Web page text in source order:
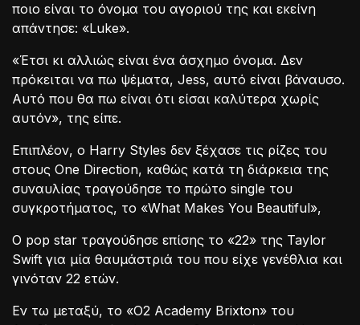
ποιο είναι το όνομα του αγοριού της και εκείνη
απάντησε: «Luke».
«Έτσι κι αλλιώς είναι ένα άσχημο όνομα. Δεν
πρόκειται να πω ψέματα, Jess, αυτό είναι βάναυσο.
Αυτό που θα πω είναι ότι είσαι καλύτερα χωρίς
αυτόν», της είπε.
Επιπλέον, ο Harry Styles δεν ξέχασε τις ρίζες του
στους One Direction, καθώς κατά τη διάρκεια της
συναυλίας τραγούδησε το πρώτο single του
συγκροτήματος, το «What Makes You Beautiful»,
Ο pop star τραγούδησε επίσης το «22» της Taylor
Swift για μία θαυμάστριά του που είχε γενέθλια και
γινόταν 22 ετών.
Εν τω μεταξύ, το «O2 Academy Brixton» του